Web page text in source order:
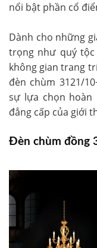
nổi bật phần cổ
Dành cho những
trọng như quý tộc
không gian trang
đèn chùm 3121/
sự lựa chọn hoàn
đẳng cấp của giới
Đèn chùm đồng